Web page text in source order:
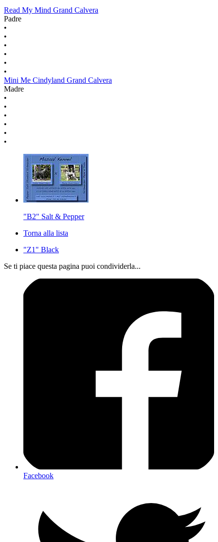
Read My Mind Grand Calvera
Padre
•
•
•
•
•
•
Mini Me Cindyland Grand Calvera
Madre
•
•
•
•
•
•
"B2" Salt & Pepper
Torna alla lista
"Z1" Black
Se ti piace questa pagina puoi condividerla...
Facebook